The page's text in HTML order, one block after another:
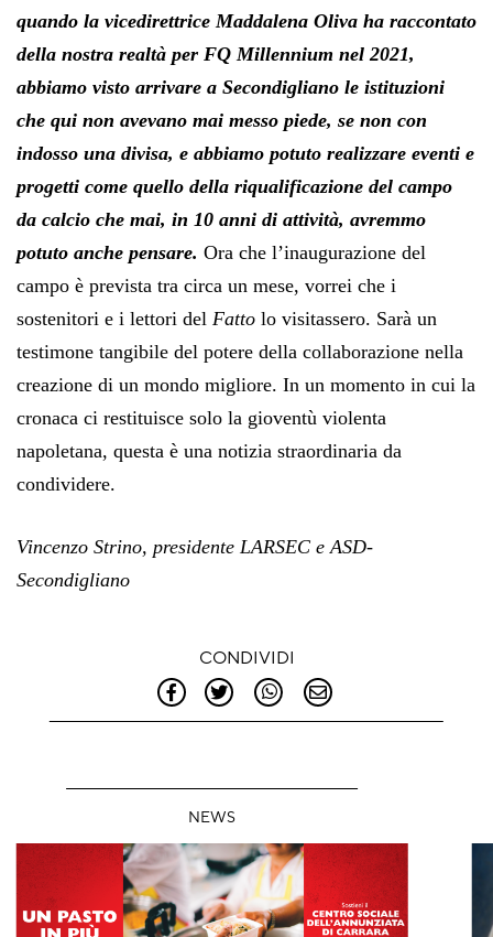
quando la vicedirettrice Maddalena Oliva ha raccontato
della nostra realtà per FQ Millennium nel 2021,
abbiamo visto arrivare a Secondigliano le istituzioni
che qui non avevano mai messo piede, se non con
indosso una divisa, e abbiamo potuto realizzare eventi e
progetti come quello della riqualificazione del campo
da calcio che mai, in 10 anni di attività, avremmo
potuto anche pensare. Ora che l’inaugurazione del
campo è prevista tra circa un mese, vorrei che i
sostenitori e i lettori del Fatto lo visitassero. Sarà un
testimone tangibile del potere della collaborazione nella
creazione di un mondo migliore. In un momento in cui la
cronaca ci restituisce solo la gioventù violenta
napoletana, questa è una notizia straordinaria da
condividere.
Vincenzo Strino, presidente LARSEC e ASD-
Secondigliano
CONDIVIDI
NEWS